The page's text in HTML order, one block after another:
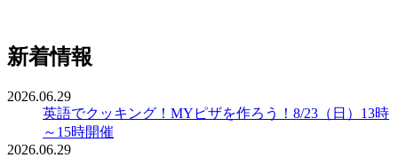
新着情報
2026.06.29
英語でクッキング！MYピザを作ろう！8/23（日）13時
～15時開催
2026.06.29